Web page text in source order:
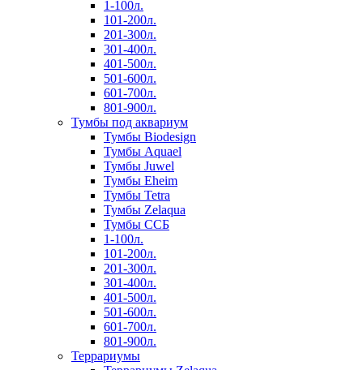
1-100л.
101-200л.
201-300л.
301-400л.
401-500л.
501-600л.
601-700л.
801-900л.
Тумбы под аквариум
Тумбы Biodesign
Тумбы Aquael
Тумбы Juwel
Тумбы Eheim
Тумбы Tetra
Тумбы Zelaqua
Тумбы ССБ
1-100л.
101-200л.
201-300л.
301-400л.
401-500л.
501-600л.
601-700л.
801-900л.
Террариумы